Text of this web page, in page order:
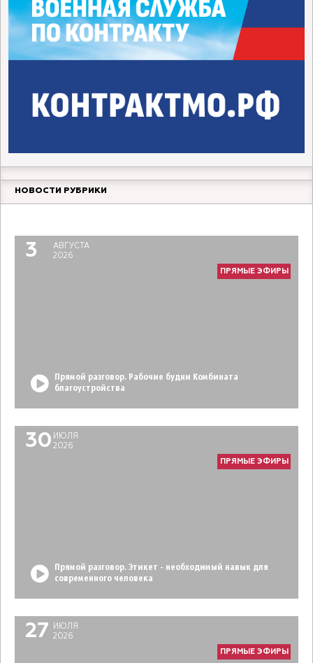
НОВОСТИ РУБРИКИ
6
Прямой разговор. Молодой педагог
3
АВГУСТА
2026
ПРЯМЫЕ ЭФИРЫ
Прямой разговор. Рабочие будни Комбината
благоустройства
30 ИЮЛЯ
2026
ПРЯМЫЕ ЭФИРЫ
Прямой разговор. Этикет - необходимый навык для
современного человека
27
ИЮЛЯ
2026
ПРЯМЫЕ ЭФИРЫ